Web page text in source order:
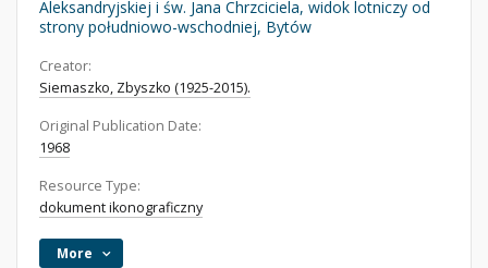
Aleksandryjskiej i św. Jana Chrzciciela, widok lotniczy od
strony południowo-wschodniej, Bytów
Creator:
Siemaszko, Zbyszko (1925-2015).
Original Publication Date:
1968
Resource Type:
dokument ikonograficzny
More